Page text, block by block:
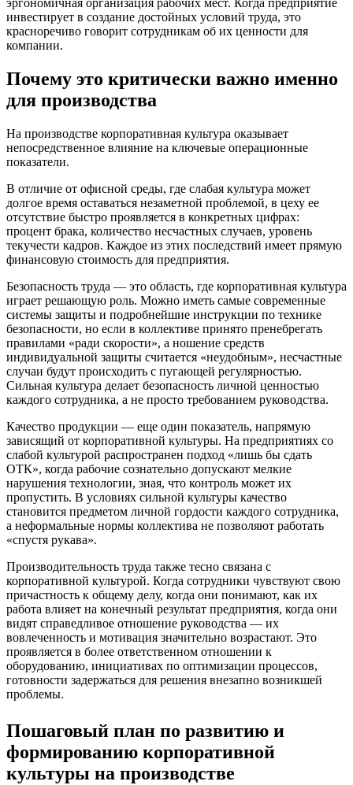
эргономичная организация рабочих мест. Когда предприятие
инвестирует в создание достойных условий труда, это
красноречиво говорит сотрудникам об их ценности для
компании.
Почему это критически важно именно
для производства
На производстве корпоративная культура оказывает
непосредственное влияние на ключевые операционные
показатели.
В отличие от офисной среды, где слабая культура может
долгое время оставаться незаметной проблемой, в цеху ее
отсутствие быстро проявляется в конкретных цифрах:
процент брака, количество несчастных случаев, уровень
текучести кадров. Каждое из этих последствий имеет прямую
финансовую стоимость для предприятия.
Безопасность труда — это область, где корпоративная культура
играет решающую роль. Можно иметь самые современные
системы защиты и подробнейшие инструкции по технике
безопасности, но если в коллективе принято пренебрегать
правилами «ради скорости», а ношение средств
индивидуальной защиты считается «неудобным», несчастные
случаи будут происходить с пугающей регулярностью.
Сильная культура делает безопасность личной ценностью
каждого сотрудника, а не просто требованием руководства.
Качество продукции — еще один показатель, напрямую
зависящий от корпоративной культуры. На предприятиях со
слабой культурой распространен подход «лишь бы сдать
ОТК», когда рабочие сознательно допускают мелкие
нарушения технологии, зная, что контроль может их
пропустить. В условиях сильной культуры качество
становится предметом личной гордости каждого сотрудника,
а неформальные нормы коллектива не позволяют работать
«спустя рукава».
Производительность труда также тесно связана с
корпоративной культурой. Когда сотрудники чувствуют свою
причастность к общему делу, когда они понимают, как их
работа влияет на конечный результат предприятия, когда они
видят справедливое отношение руководства — их
вовлеченность и мотивация значительно возрастают. Это
проявляется в более ответственном отношении к
оборудованию, инициативах по оптимизации процессов,
готовности задержаться для решения внезапно возникшей
проблемы.
Пошаговый план по развитию и
формированию корпоративной
культуры на производстве